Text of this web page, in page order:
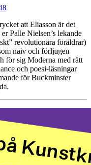
att Eliasson är det
Palle Nielsen’s lekande
revolutionära föräldrar)
naiv och förljugen
för sig Moderna med rätt
och poesi-läsningar
för Buckminster